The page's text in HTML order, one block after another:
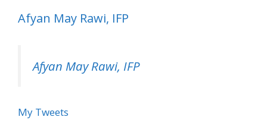
Afyan May Rawi, IFP
Afyan May Rawi, IFP
My Tweets